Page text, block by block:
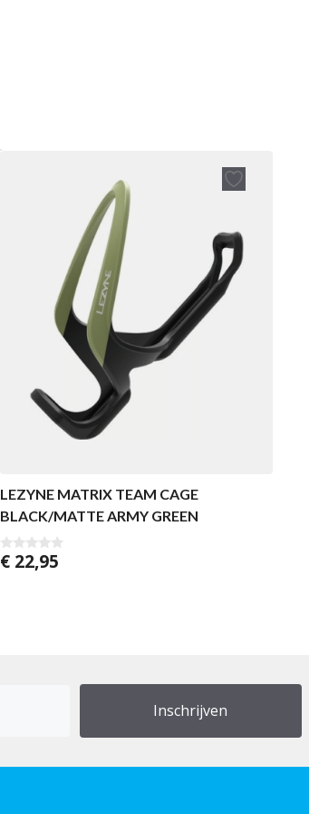
LEZYNE MATRIX TEAM CAGE
BLACK/MATTE ARMY GREEN
0
€ 22,95